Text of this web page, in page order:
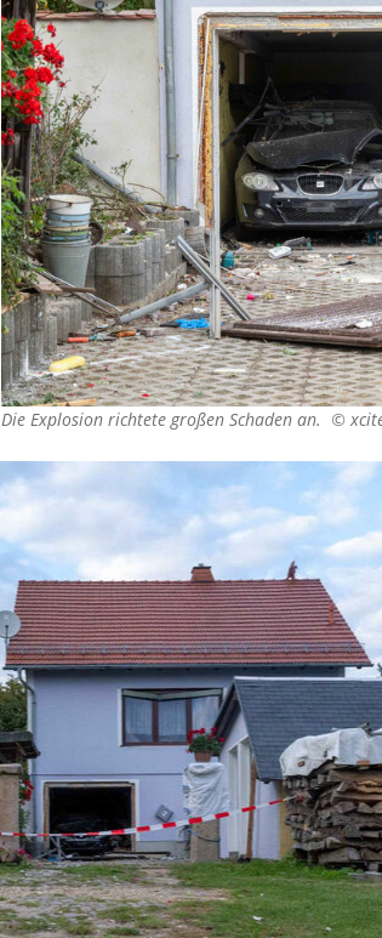
Die Explosion richtete großen Schaden an. ©